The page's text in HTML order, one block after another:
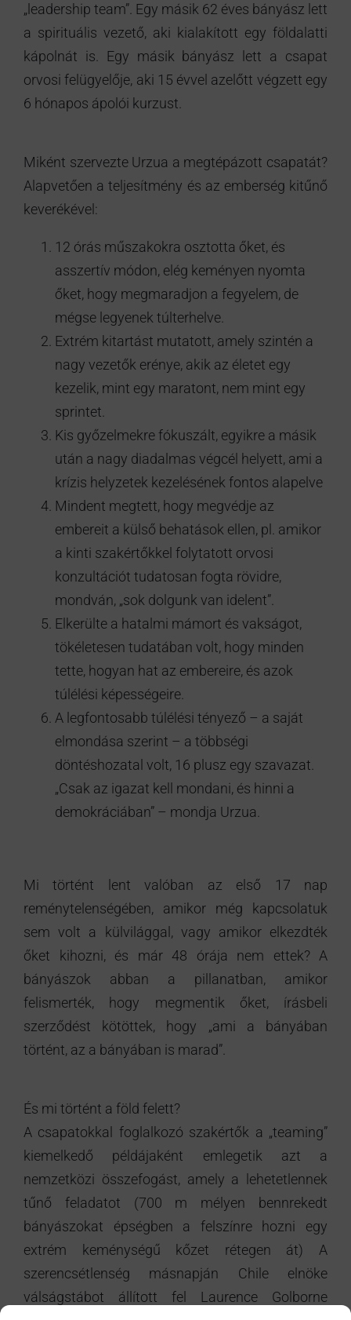
„leadership team”. Egy másik 62 éves bányász lett
a spirituális vezető, aki kialakított egy földalatti
kápolnát is. Egy másik bányász lett a csapat
orvosi felügyelője, aki 15 évvel azelőtt végzett egy
6 hónapos ápolói kurzust.
Miként szervezte Urzua a megtépázott csapatát?
Alapvetően a teljesítmény és az emberség kitűnő
keverékével:
12 órás műszakokra osztotta őket, és
asszertív módon, elég keményen nyomta
őket, hogy megmaradjon a fegyelem, de
mégse legyenek túlterhelve.
Extrém kitartást mutatott, amely szintén a
nagy vezetők erénye, akik az életet egy
kezelik, mint egy maratont, nem mint egy
sprintet.
Kis győzelmekre fókuszált, egyikre a másik
után a nagy diadalmas végcél helyett, ami a
krízis helyzetek kezelésének fontos alapelve
Mindent megtett, hogy megvédje az
embereit a külső behatások ellen, pl. amikor
a kinti szakértőkkel folytatott orvosi
konzultációt tudatosan fogta rövidre,
mondván, „sok dolgunk van idelent”.
Elkerülte a hatalmi mámort és vakságot,
tökéletesen tudatában volt, hogy minden
tette, hogyan hat az embereire, és azok
túlélési képességeire.
A legfontosabb túlélési tényező – a saját
elmondása szerint – a többségi
döntéshozatal volt, 16 plusz egy szavazat.
„Csak az igazat kell mondani, és hinni a
demokráciában” – mondja Urzua.
Mi történt lent valóban az első 17 nap
reménytelenségében, amikor még kapcsolatuk
sem volt a külvilággal, vagy amikor elkezdték
őket kihozni, és már 48 órája nem ettek? A
bányászok abban a pillanatban, amikor
felismerték, hogy megmentik őket, írásbeli
szerződést kötöttek, hogy „ami a bányában
történt, az a bányában is marad”.
És mi történt a föld felett?
A csapatokkal foglalkozó szakértők a „teaming”
kiemelkedő példájaként emlegetik azt a
nemzetközi összefogást, amely a lehetetlennek
tűnő feladatot (700 m mélyen bennrekedt
bányászokat épségben a felszínre hozni egy
extrém keménységű kőzet rétegen át) A
szerencsétlenség másnapján Chile elnöke
válságstábot állított fel Laurence Golborne